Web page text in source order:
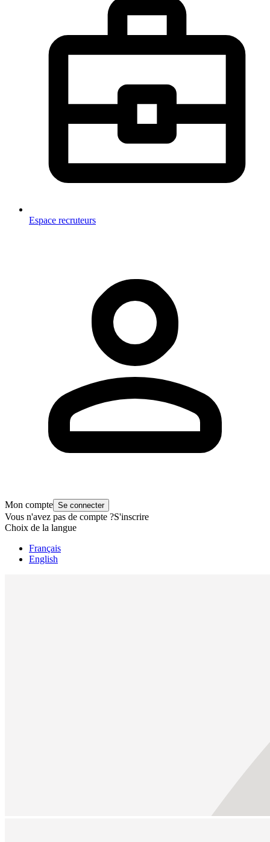
Espace recruteurs
Mon compte Se connecter
Vous n'avez pas de compte ?S'inscrire
Choix de la langue
Français
English